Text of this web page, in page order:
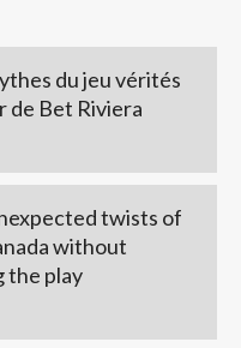
du jeu vérités
de Bet Riviera
twists of
without
the play